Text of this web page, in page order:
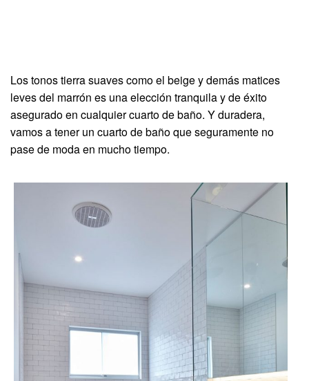
Los tonos tierra suaves como el beige y demás matices
leves del marrón es una elección tranquila y de éxito
asegurado en cualquier cuarto de baño. Y duradera,
vamos a tener un cuarto de baño que seguramente no
pase de moda en mucho tiempo.